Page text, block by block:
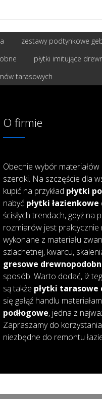
zestawy podtynkowe
płytki imitujące
tarasowych
O firmie
Obecnie wybór
szeroki. Na szczęście dla
kupić na przykład płytki
nabyć płytki łazienkowe
ścisłych trendach, gdyż na
rozmiarów jest praktycznie
wykonane z materiału
szlachetnej, kwarcu,
gresowe
sposób. Warto dodać, iż
są także płytki tarasowe
się gałąź handlu
podłogowe, jedna z
Zapraszamy do
niezbędne do remontu